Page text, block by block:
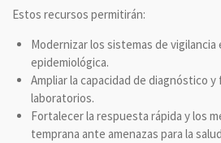
Estos recursos permitirán:
Modernizar los sistemas de vigilancia
epidemiológica.
Ampliar la capacidad de diagnóstico
laboratorios.
Fortalecer la respuesta rápida y los
temprana ante amenazas para la